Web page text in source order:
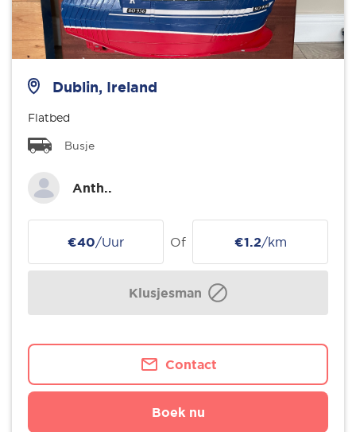
Dublin, Ireland
Flatbed
Busje
Anth..
€40/Uur Of €1.2/km
Klusjesman
Contact
Boek nu